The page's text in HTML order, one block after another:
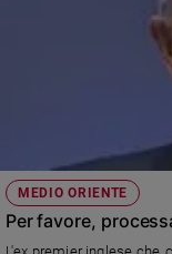
Società
e
valori
MEDIO ORIENTE
Per favore,